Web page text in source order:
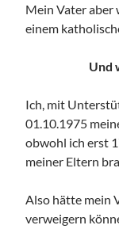
Mein Vater aber
einem
Und
Ich, mit
01.10.1975
obwohl ich erst
meiner Eltern
Also hätte mein
verweigern